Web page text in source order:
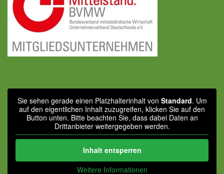
Sie sehen gerade einen Platzhalterinhalt von Standard. Um
auf den eigentlichen Inhalt zuzugreifen, klicken Sie auf den
Button unten. Bitte beachten Sie, dass dabei Daten an
Drittanbieter weitergegeben werden.
Inhalt entsperren
Weitere Informationen